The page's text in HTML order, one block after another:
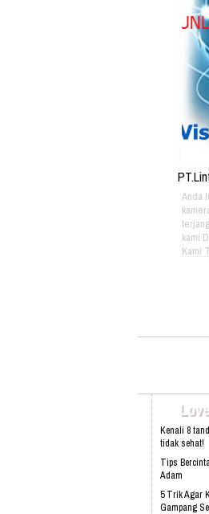
Anda
kami
Kami
Kenali 8
tidak sehat!
Tips
Adam
5 Trik Agar
Gampang